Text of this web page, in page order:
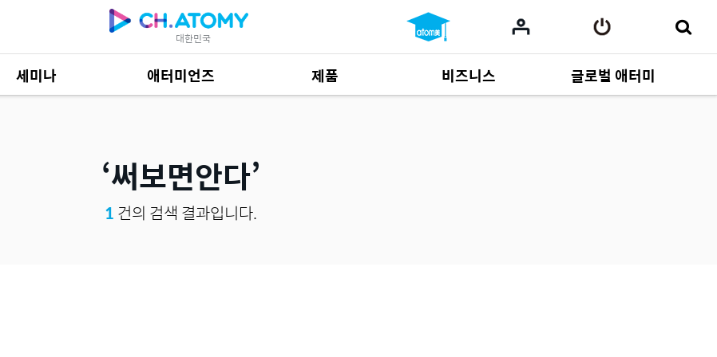
대한민국
세미나 애터미언즈 제품
제품 자료684
비즈니스
사업 자료165
글로벌 애터미
써보면안다
1건의 검색 결과입니다.